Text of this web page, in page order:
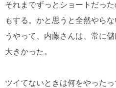
それまでずっとショートだっ
もする。かと思うと全然やら
うやって、内藤さんは、常に
大きかった。
ツイてないときは何をやったっ